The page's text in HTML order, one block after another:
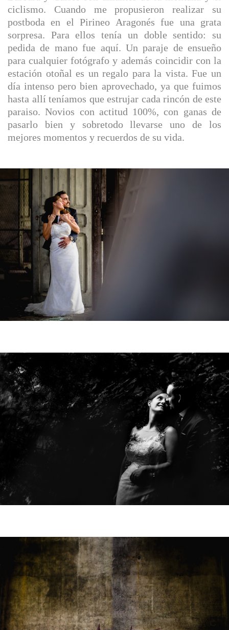
ciclismo. Cuando me propusieron realizar su
postboda en el Pirineo Aragonés fue una grata
sorpresa. Para ellos tenía un doble sentido: su
pedida de mano fue aquí. Un paraje de ensueño
para cualquier fotógrafo y además coincidir con la
estación otoñal es un regalo para la vista. Fue un
día intenso pero bien aprovechado, ya que fuimos
hasta allí teníamos que estrujar cada rincón de este
paraiso. Novios con actitud 100%, con ganas de
pasarlo bien y sobretodo llevarse uno de los
mejores momentos y recuerdos de su vida.